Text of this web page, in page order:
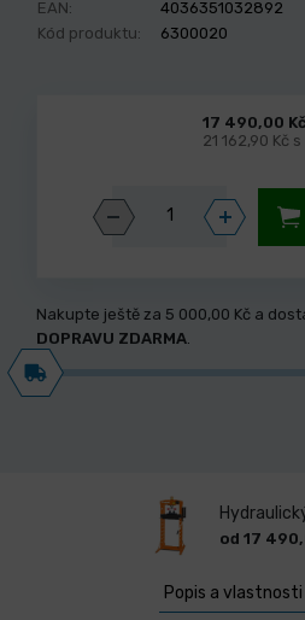
EAN:
4036351032892
Kód produktu:
6300020
17 490,00 Kč
21 162,90 Kč s
Nakupte ještě za 5 000,00 Kč a
DOPRAVU ZDARMA.
od 17
Popis a